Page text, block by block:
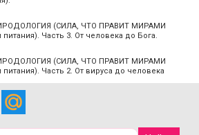
(СИЛА, ЧТО ПРАВИТ МИРАМИ
Часть 3. От человека до Бога.
(СИЛА, ЧТО ПРАВИТ МИРАМИ
Часть 2. От вируса до человека